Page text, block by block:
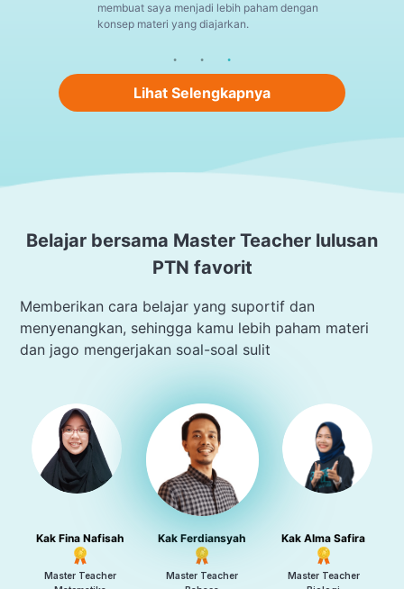
membuat saya menjadi lebih paham dengan
konsep materi yang diajarkan.
Lihat Selengkapnya
Belajar bersama Master Teacher lulusan
PTN favorit
Memberikan cara belajar yang suportif dan
menyenangkan, sehingga kamu lebih paham materi
dan jago mengerjakan soal-soal sulit
Kak Fina Nafisah
Master Teacher
Kak Ferdiansyah
Master Teacher
Kak Alma Safira
Master Teacher